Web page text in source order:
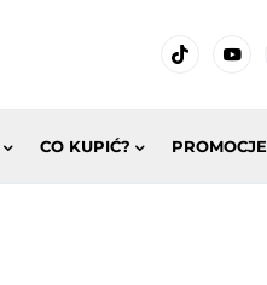
CO KUPIĆ? PROMOCJE